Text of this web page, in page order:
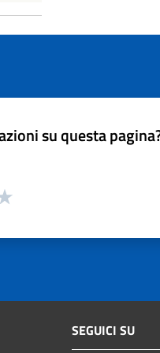
su questa
SEGUICI SU